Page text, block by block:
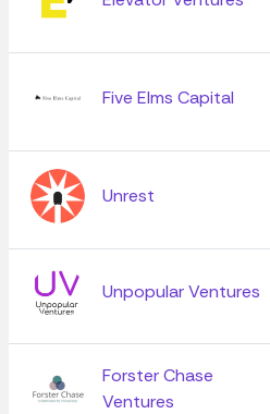
Five Elms Capital
Unrest
Unpopular Ventures
Forster Chase
Ventures